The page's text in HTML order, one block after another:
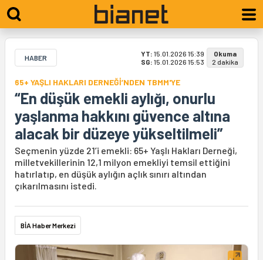
HABER YT: 15.01.2026 15:39
SG: 15.01.2026 15:53
Okuma
2 dakika
65+ YAŞLI HAKLARI DERNEĞİ’NDEN TBMM'YE
“En düşük emekli aylığı, onurlu
yaşlanma hakkını güvence altına
alacak bir düzeye yükseltilmeli”
Seçmenin yüzde 21’i emekli: 65+ Yaşlı Hakları Derneği,
milletvekillerinin 12,1 milyon emekliyi temsil ettiğini
hatırlatıp, en düşük aylığın açlık sınırı altından
çıkarılmasını istedi.
BİA Haber Merkezi